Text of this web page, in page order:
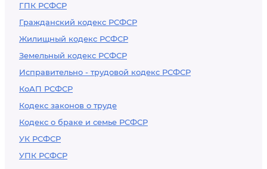
ГПК РСФСР
Гражданский кодекс РСФСР
Жилищный кодекс РСФСР
Земельный кодекс РСФСР
Исправительно - трудовой кодекс РСФСР
КоАП РСФСР
Кодекс законов о труде
Кодекс о браке и семье РСФСР
УК РСФСР
УПК РСФСР